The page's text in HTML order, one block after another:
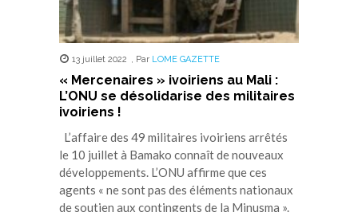
13 juillet 2022 , Par LOME GAZETTE
« Mercenaires » ivoiriens au Mali :
L’ONU se désolidarise des militaires
ivoiriens !
L’affaire des 49 militaires ivoiriens arrêtés
le 10 juillet à Bamako connaît de nouveaux
développements. L’ONU affirme que ces
agents « ne sont pas des éléments nationaux
de soutien aux contingents de la Minusma ».